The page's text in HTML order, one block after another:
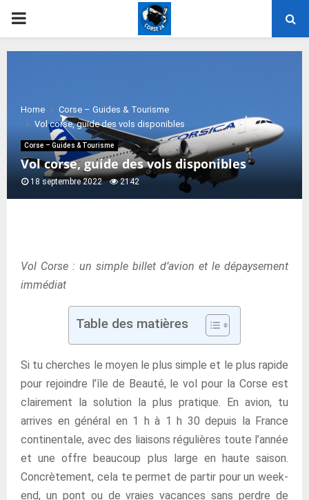
PRIMARY
MENU
Home
Corse – Guides & Tourisme
Vol corse, guide des vols disponibles
Corse – Guides & Tourisme
Vol corse, guide des vols disponibles
18 septembre 2022 2142
Vol Corse : un simple billet d’avion et le dépaysement
immédiat
Table des matières
Si tu cherches le moyen le plus simple et le plus rapide
pour rejoindre l’île de Beauté, le vol pour la Corse est
clairement la solution la plus pratique. En avion, tu
arrives en général en 1 h à 1 h 30 depuis la France
continentale, avec des liaisons régulières toute l’année
et une offre beaucoup plus large en haute saison.
Concrètement, cela te permet de partir pour un week-
end, un pont ou de vraies vacances sans perdre de